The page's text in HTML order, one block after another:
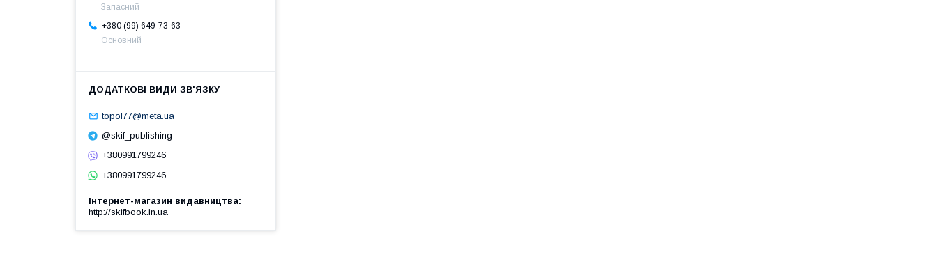
Запасний
+380 (99) 649-73-63
Основний
topol77@meta.ua
@skif_publishing
+380991799246
+380991799246
Інтернет-магазин видавництва
http://skifbook.in.ua